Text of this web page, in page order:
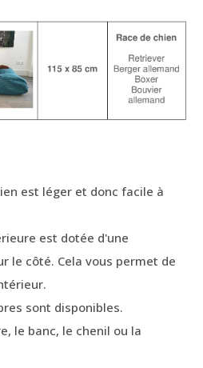
est léger et donc facile à
est dotée d'une
le côté. Cela vous permet de
sont disponibles.
le banc, le chenil ou la